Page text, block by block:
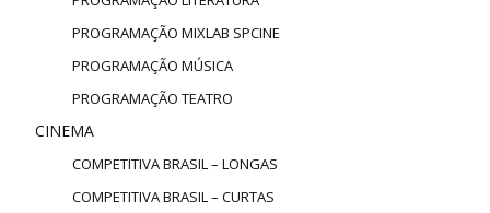
PROGRAMAÇÃO MIXLAB SPCINE
PROGRAMAÇÃO MÚSICA
PROGRAMAÇÃO TEATRO
CINEMA
COMPETITIVA BRASIL – LONGAS
COMPETITIVA BRASIL – CURTAS